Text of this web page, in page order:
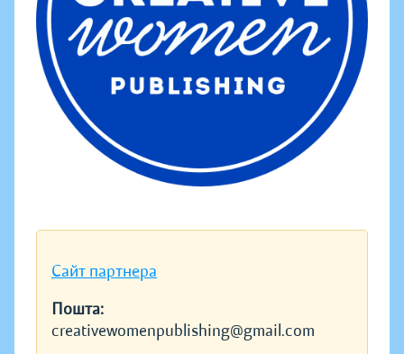
Сайт партнера
Пошта:
creativewomenpublishing@gmail.com